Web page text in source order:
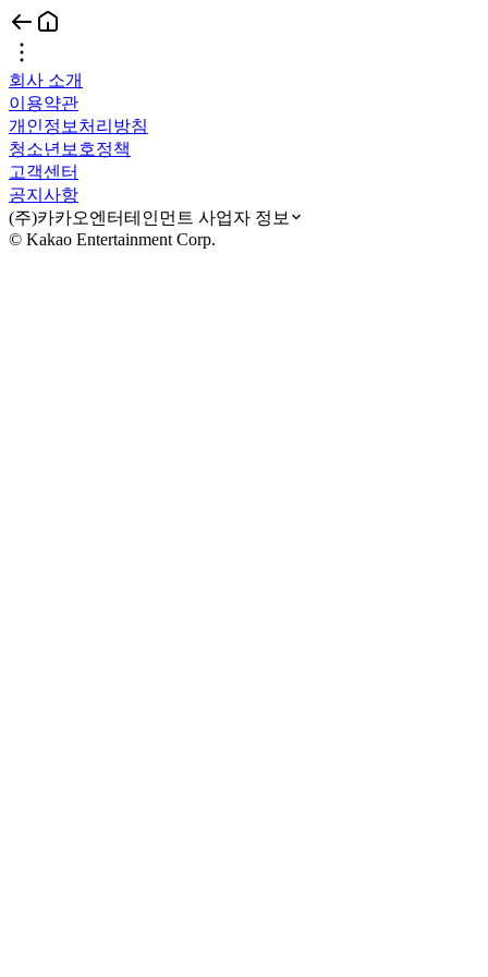
회사 소개
이용약관
개인정보처리방침
청소년보호정책
고객센터
공지사항
(주)카카오엔터테인먼트 사업자 정보
© Kakao Entertainment Corp.